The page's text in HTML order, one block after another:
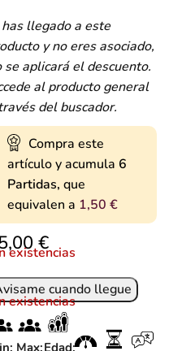
has llegado a este
y no eres asociado,
se aplicará el descuento.
al producto general
del buscador.
Compra este
artículo y acumula 6
Partidas, que
equivalen a 1,50 €
€
existencias
existencias
Max:Edad: